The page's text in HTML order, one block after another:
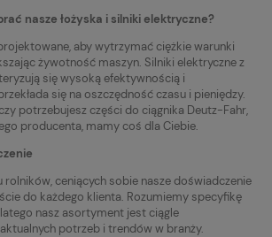
nasze łożyska i silniki elektryczne?
aby wytrzymać ciężkie warunki
żywotność maszyn. Silniki elektryczne z
się wysoką efektywnością i
się na oszczędność czasu i pieniędzy.
potrzebujesz części do ciągnika Deutz-Fahr,
producenta, mamy coś dla Ciebie.
rolników, ceniących sobie nasze doświadczenie
do każdego klienta. Rozumiemy specyfikę
nasz asortyment jest ciągle
potrzeb i trendów w branży.